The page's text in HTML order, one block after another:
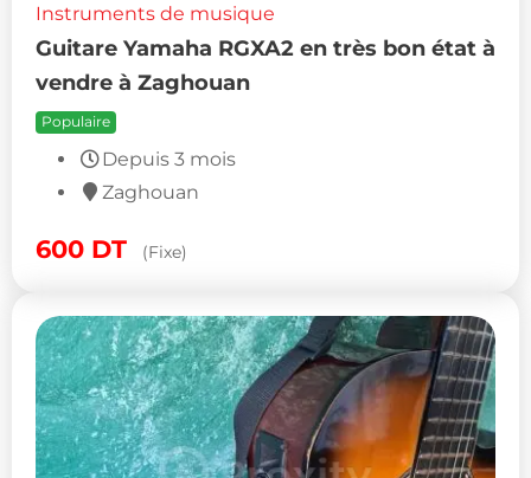
Instruments de musique
Guitare Yamaha RGXA2 en très bon état à
vendre à Zaghouan
Populaire
Depuis 3 mois
Zaghouan
600 DT (Fixe)